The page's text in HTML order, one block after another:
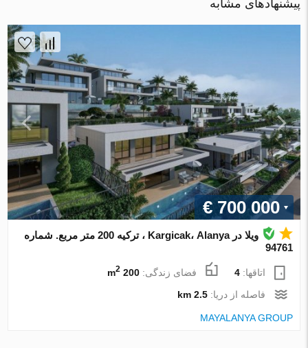
پیشنهادهای مشابه
€ 700 000
ویلا در Kargicak، Alanya ، ترکیه 200 متر مربع. شماره
94761
اتاقها:4 فضای زندگی:200 m
2
فاصله از دریا:2.5 km
MAYALANYA GROUP